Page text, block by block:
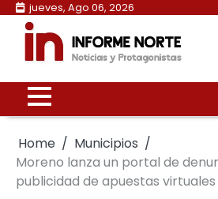
Skip
content
jueves, Ago 06, 2026
Home
Municipios
Moreno lanza un portal de
publicidad de apuestas